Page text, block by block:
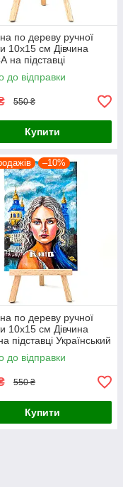
по дереву ручної
10х15 см Дівчина
на підставці
сувенір
до відправки
550 ₴
Купити
–10%
по дереву ручної
10х15 см Дівчина
підставці Український
до відправки
550 ₴
Купити